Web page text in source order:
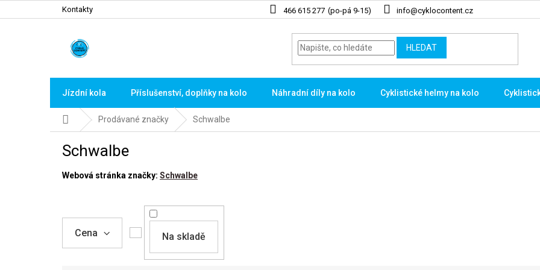
na
466 615 277 info@cyklocontent.cz
Kontakty
HLEDAT
Jízdní kola Příslušenství, doplňky na kolo Náhradní díly na kolo Cyklistické helmy na kolo
Domů Prodávané značky Schwalbe
Schwalbe
Webová stránka značky: Schwalbe
Cena Na skladě